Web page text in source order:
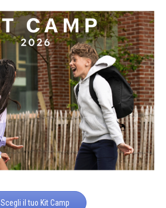
Scegli il tuo Kit Camp